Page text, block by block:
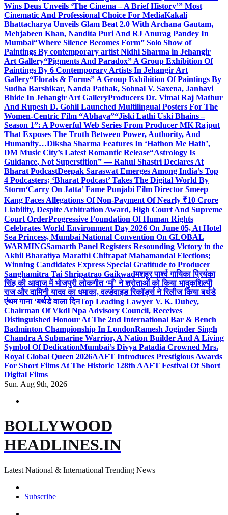
Wins Deus Unveils ‘The Cinema – A Brief History’” Most
Cinematic And Professional Choice For MediaKakali
Bhattacharya Unveils Glam Beat 2.0 With Archana Gautam,
Mehjabeen Khan, Nandita Puri And RJ Anurag Pandey In
Mumbai“Where Silence Becomes Form” Solo Show of
Paintings By contemporary artist Nidhi Sharma in Jehangir
Art Gallery“Pigments And Paradox” A Group Exhibition Of
Paintings By 6 Contemporary Artists In Jehangir Art
Gallery“Florals & Forms” A Group Exhibition Of Paintings By
Sudha Barshikar, Nanda Pathak, Sohnal V. Saxena, Janhavi
Bhide In Jehangir Art GalleryProducers Dr. Vimal Raj Mathur
And Rupesh D. Gohil Launched Multilingual Posters For The
Women-Centric Film “Abhaya”“Jiski Lathi Uski Bhains –
Season 1”: A Powerful Web Series From Producer MK Rajput
That Exposes The Truth Between Power, Authority, And
Humanity…Diksha Sharma Features In ‘Hathon Me Hath’,
DM Music City’s Latest Romantic Release“Astrology Is
Guidance, Not Superstition” — Rahul Shastri Declares At
Bharat PodcastDeepak Saraswat Emerges Among India’s Top
4 Podcasters; ‘Bharat Podcast’ Takes The Digital World By
Storm‘Carry On Jatta’ Fame Punjabi Film Director Smeep
Kang Faces Allegations Of Non-Payment Of Nearly ₹10 Crore
Liability, Despite Arbitration Award, High Court And Supreme
Court OrderProgressive Foundation Of Human Rights
Celebrates World Environment Day 2026 On June 05, At Hotel
Sea Princess, Mumbai National Convention On GLOBAL
WARMINGSamarth Panel Registers Resounding Victory in the
Akhil Bharatiya Marathi Chitrapat Mahamandal Elections;
Winning Candidates Express Special Gratitude to Producer
Sanghamitra Tai Shripatrao Gaikwadमशहूर पार्श्व गायिका प्रियंका
सिंह की आवाज में भोजपुरी लोकगीत ‘माँ’ ने श्रोताओं को किया भावुकशिल्पी
राज और दामिनी यादव का धमाका, वर्ल्डवाइड रिकॉर्ड्स ने रिलीज किया बर्थडे
एंथम गाना ‘बर्थडे वाला दिनTop Leading Lawyer V. K. Dubey,
Chairman Of Vkdl Npa Advisory Council, Receives
Distinguished Honour At The 2nd International Bar & Bench
Badminton Championship In LondonRamesh Joginder Singh
Chandra A Submarine Warrior, A Nation Builder And A Living
Symbol Of DedicationMumbai’s Divya Patadia Crowned Mrs.
Royal Global Queen 2026AAFT Introduces Prestigious Awards
For Short Films At The Historic 128th AAFT Festival Of Short
Digital Films
Sun. Aug 9th, 2026
BOLLYWOOD
HEADLINES.IN
Latest National & International Trending News
Subscribe